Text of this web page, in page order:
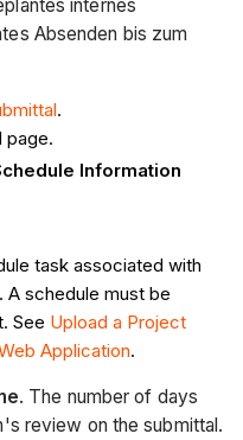
internes
Absenden bis zum
.
page.
Information
task associated with
A schedule must be
See Upload a Project
Application.
. The number of days
review on the submittal.